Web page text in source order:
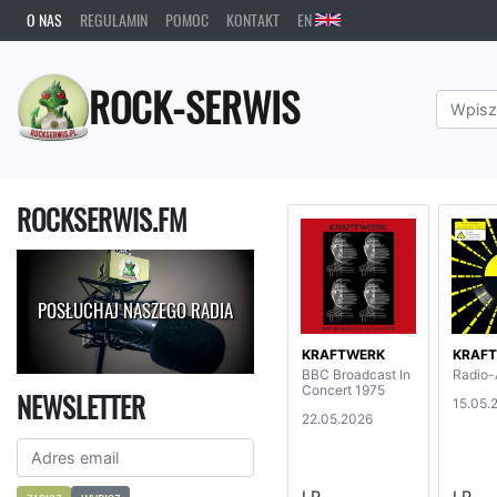
O NAS REGULAMIN POMOC KONTAKT EN
ROCK-SERWIS
ROCKSERWIS.FM
POSŁUCHAJ NASZEGO RADIA
NEWSLETTER
KRAFTWERK
BBC Broadcast In
Concert 1975
22.05.2026